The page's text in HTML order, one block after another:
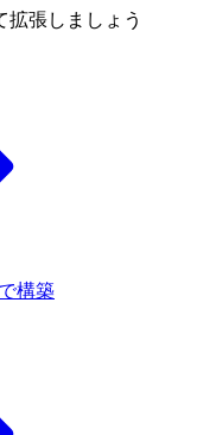
拡張しましょう
構築